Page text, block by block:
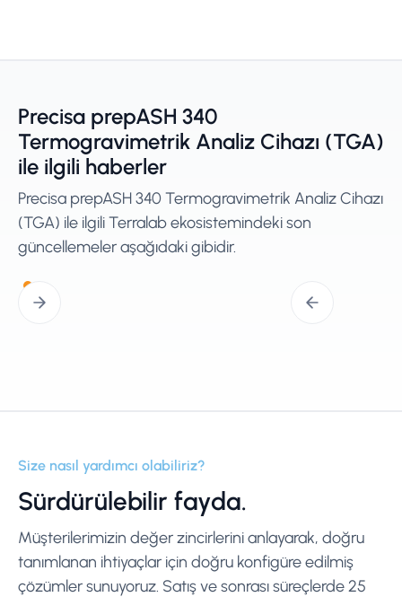
Precisa prepASH 340
Termogravimetrik Analiz Cihazı (TGA)
ile ilgili haberler
Precisa prepASH 340 Termogravimetrik Analiz Cihazı
(TGA) ile ilgili Terralab ekosistemindeki son
güncellemeler aşağıdaki gibidir.
Size nasıl yardımcı olabiliriz?
Sürdürülebilir fayda.
Müşterilerimizin değer zincirlerini anlayarak, doğru
tanımlanan ihtiyaçlar için doğru konfigüre edilmiş
çözümler sunuyoruz. Satış ve sonrası süreçlerde 25